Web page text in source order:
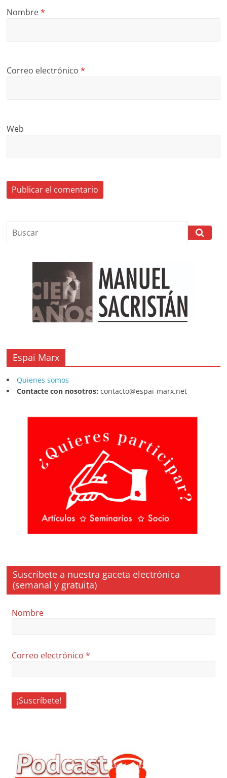
Nombre*
Correo electrónico*
Web
Espai Marx
Quienes somos
Contacte con nosotros: contacto@espai-marx.net
Suscríbete a nuestra gaceta electrónica
(semanal y gratuita)
Nombre
Correo electrónico*